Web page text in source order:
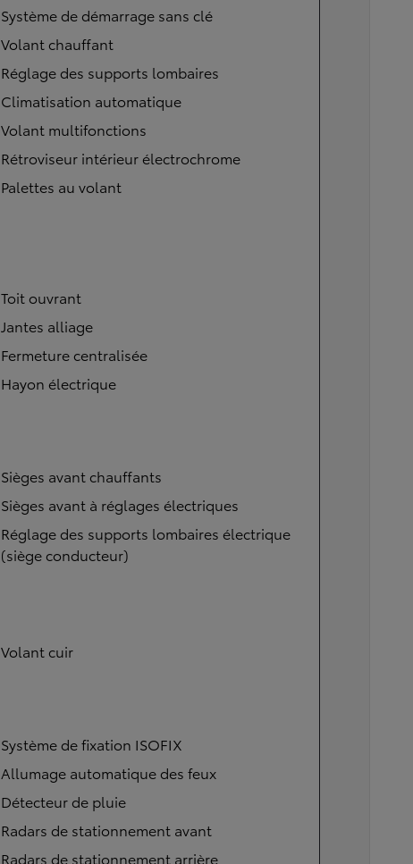
Système de démarrage sans clé
Volant chauffant
Réglage des supports lombaires
Climatisation automatique
Volant multifonctions
Rétroviseur intérieur électrochrome
Palettes au volant
Toit ouvrant
Jantes alliage
Fermeture centralisée
Hayon électrique
Sièges avant chauffants
Sièges avant à réglages électriques
Réglage des supports lombaires électrique
(siège conducteur)
Volant cuir
Système de fixation ISOFIX
Allumage automatique des feux
Détecteur de pluie
Radars de stationnement avant
Radars de stationnement arrière